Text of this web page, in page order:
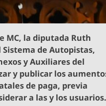
MC, la diputada Ruth
de Autopistas,
y Auxiliares del
y publicar los
de paga, previa
a las y los